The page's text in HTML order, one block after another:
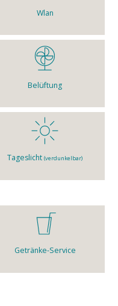
Wlan
Belüftung
Tageslicht(verdunkelbar)
Getränke-Service